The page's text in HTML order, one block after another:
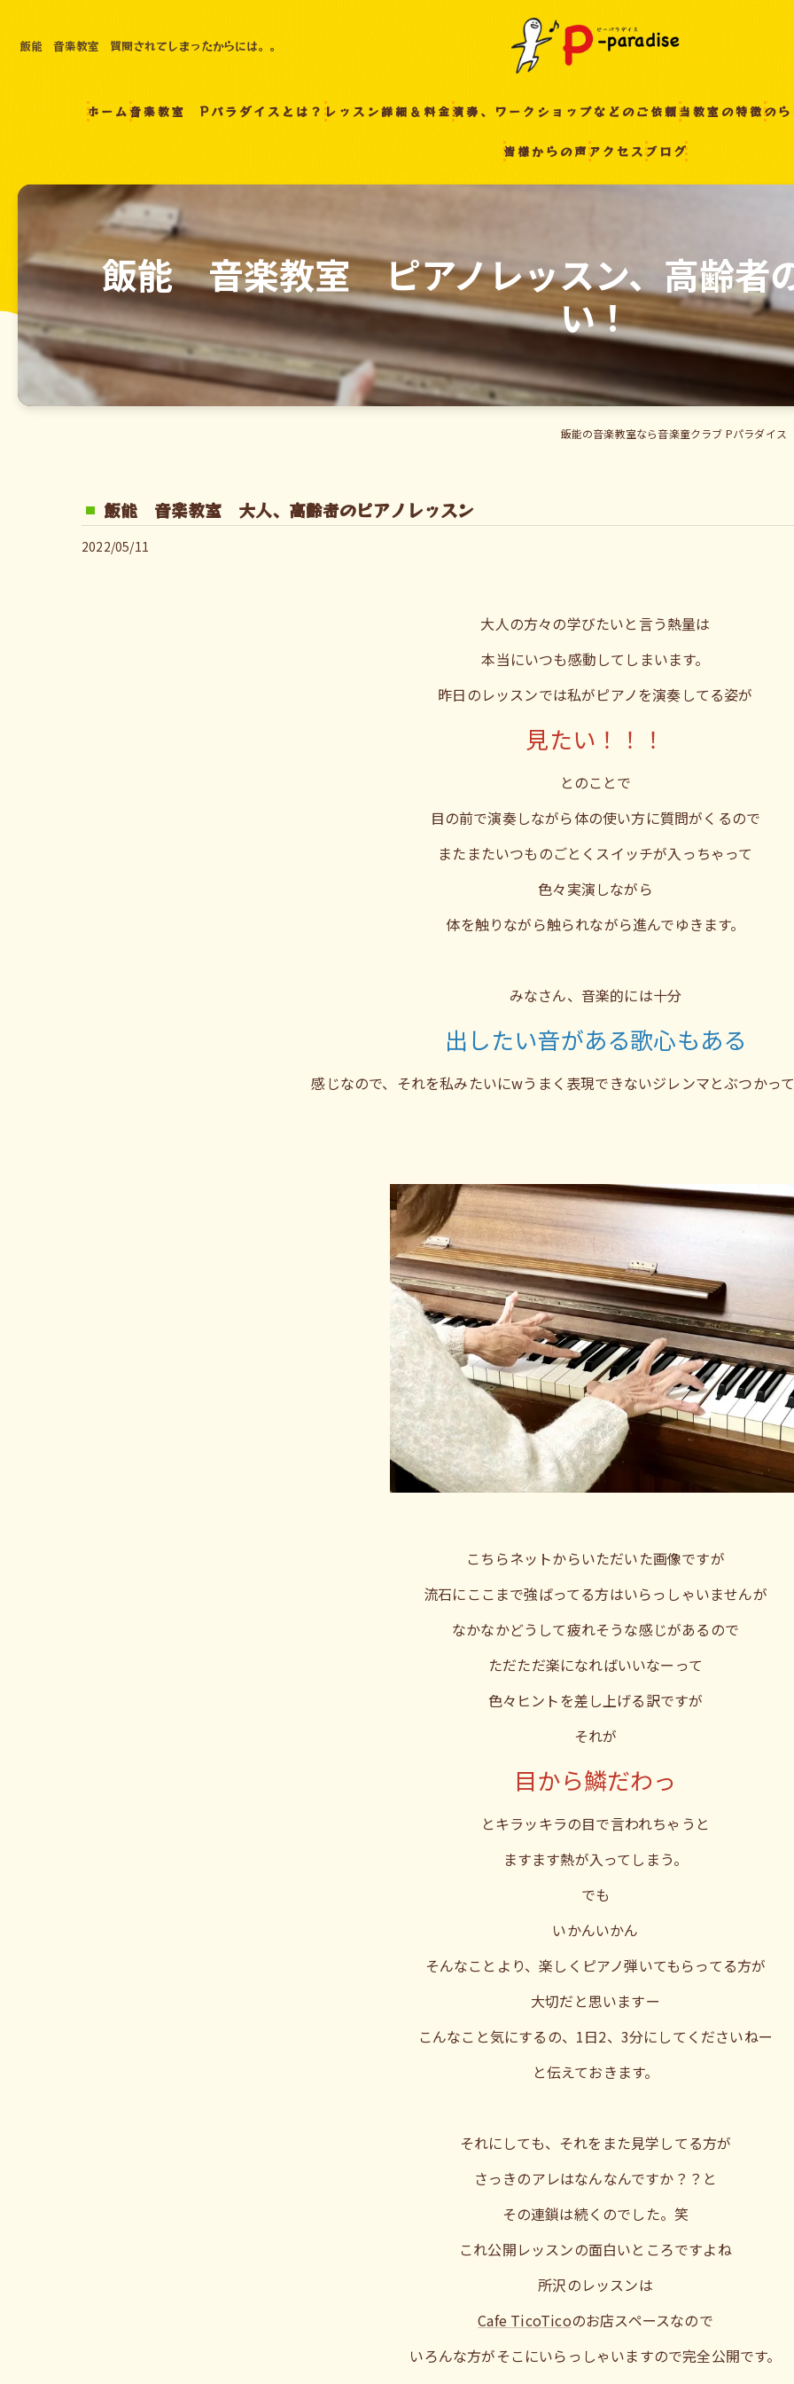
飯能 音楽教室 質問されてしまったからには。。
ホーム音楽教室 Pパラダイスとは？ レッスン詳細＆料金演奏、ワークショップなどのご依頼当教室の特徴
ピアノ
の
皆様からの声アクセスブログ
飯能 音楽教室 ピアノレッスン、高齢者
い！
飯能の音楽教室なら音楽童クラブ Pパラダイス
飯能 音楽教室 大人、高齢者のピアノレッスン
2022/05/11
大人の方々の学びたいと言う熱量は
本当にいつも感動してしまいます。
昨日のレッスンでは私がピアノを演奏してる姿が
見たい！！！
とのことで
目の前で演奏しながら体の使い方に質問がくるので
またまたいつものごとくスイッチが入っちゃって
色々実演しながら
体を触りながら触られながら進んでゆきます。
みなさん、音楽的には十分
出したい音がある歌心もある
感じなので、それを私みたいにwうまく表現できないジレンマとぶつかって
こちらネットからいただいた画像ですが
流石にここまで強ばってる方はいらっしゃいませんが
なかなかどうして疲れそうな感じがあるので
ただただ楽になればいいなーって
色々ヒントを差し上げる訳ですが
それが
目から鱗だわっ
とキラッキラの目で言われちゃうと
ますます熱が入ってしまう。
でも
いかんいかん
そんなことより、楽しくピアノ弾いてもらってる方が
大切だと思いますー
こんなこと気にするの、1日2、3分にしてくださいねー
と伝えておきます。
それにしても、それをまた見学してる方が
さっきのアレはなんなんですか？？と
その連鎖は続くのでした。笑
これ公開レッスンの面白いところですよね
所沢のレッスンは
Cafe TicoTicoのお店スペースなので
いろんな方がそこにいらっしゃいますので完全公開です。